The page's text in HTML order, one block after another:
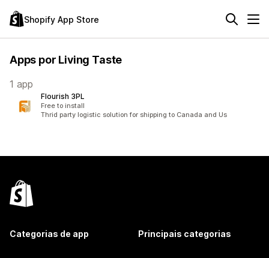
Shopify App Store
Apps por Living Taste
1 app
Flourish 3PL
Free to install
Thrid party logistic solution for shipping to Canada and Us
Categorias de app Principais categorias